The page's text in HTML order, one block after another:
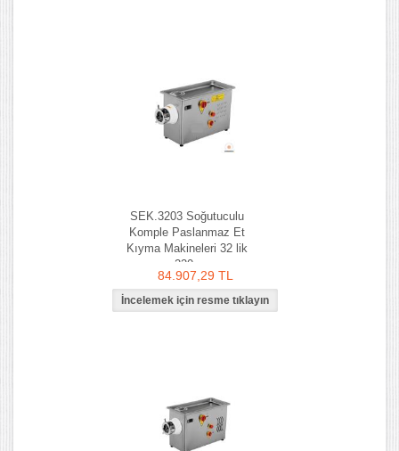
SEK.3203 Soğutuculu
Komple Paslanmaz Et
Kıyma Makineleri 32 lik
220v
84.907,29 TL